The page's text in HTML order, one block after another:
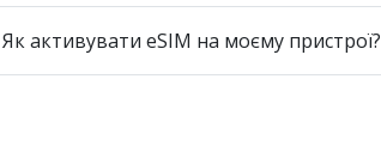
Як активувати eSIM на моєму пристрої?